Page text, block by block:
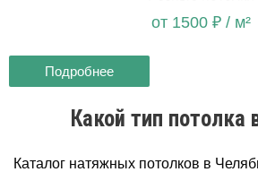
от 1500 ₽ / м²
Подробнее
Какой тип потолка
Каталог натяжных потолков в